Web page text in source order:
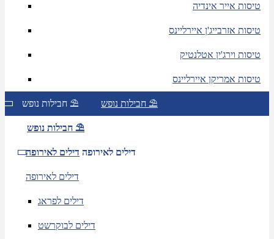
טיסות אייר אינדיה
טיסות אזרבייג'ן איירליינס
טיסות וירג'ין אטלנטיק
טיסות אמריקן איירליינס
חבילות נופש ⛱ חבילות נופש ⛱
חבילות נופש ⛱
דילים לאירופה דילים לאירופה
דילים לאירופה
דילים לפראג
דילים לבוקרשט